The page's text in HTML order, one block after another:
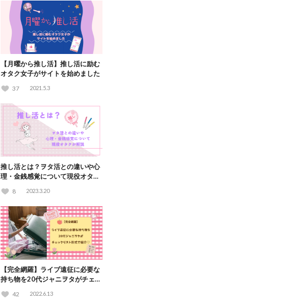
【月曜から推し活】推し活に励む
オタク女子がサイトを始めました
37 2021.5.3
推し活とは？ヲタ活との違いや心
理・金銭感覚について現役オタク
8 2023.3.20
【完全網羅】ライブ遠征に必要な
持ち物を20代ジャニヲタがチェッ
42 2022.6.13